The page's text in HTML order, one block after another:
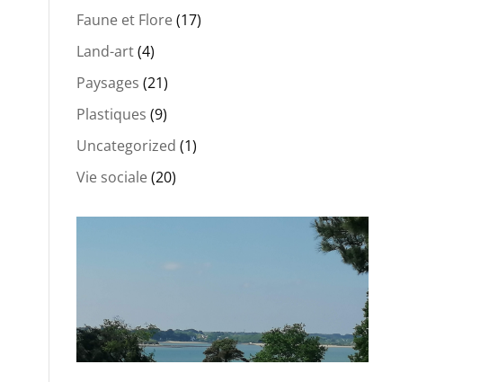
Faune et Flore(17)
Land-art(4)
Paysages (21)
Plastiques (9)
Uncategorized (1)
Vie sociale(20)